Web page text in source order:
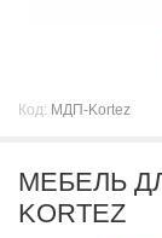
Код: МДП-Kortez
МЕБЕЛЬ
KORTEZ